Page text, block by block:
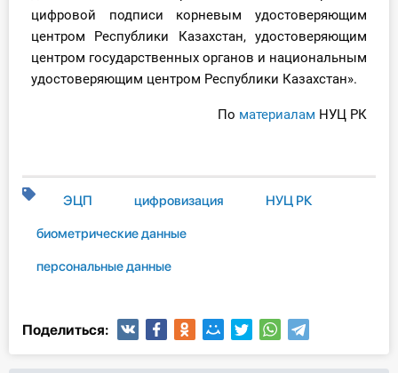
цифровой подписи корневым удостоверяющим
центром Республики Казахстан, удостоверяющим
центром государственных органов и национальным
удостоверяющим центром Республики Казахстан».
По материалам НУЦ РК
ЭЦП цифровизация НУЦ РК
биометрические данные
персональные данные
Поделиться: